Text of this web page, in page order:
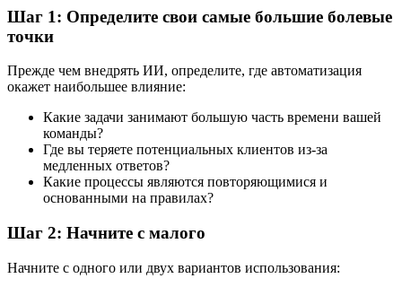
Шаг 1: Определите свои самые большие болевые
точки
Прежде чем внедрять ИИ, определите, где автоматизация
окажет наибольшее влияние:
Какие задачи занимают большую часть времени вашей
команды?
Где вы теряете потенциальных клиентов из-за
медленных ответов?
Какие процессы являются повторяющимися и
основанными на правилах?
Шаг 2: Начните с малого
Начните с одного или двух вариантов использования: